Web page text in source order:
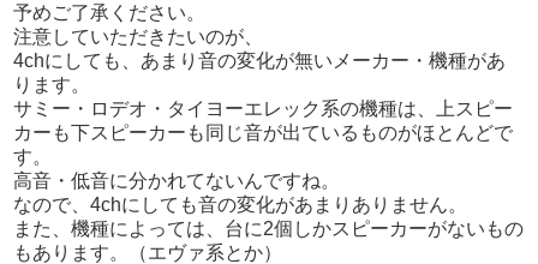
予めご了承ください。
注意していただきたいのが、
4chにしても、あまり音の変化が無いメーカー・機種があ
ります。
サミー・ロデオ・タイヨーエレック系の機種は、上スピー
カーも下スピーカーも同じ音が出ているものがほとんどで
す。
高音・低音に分かれてないんですね。
なので、4chにしても音の変化があまりありません。
また、機種によっては、台に2個しかスピーカーがないもの
もあります。（エヴァ系とか）